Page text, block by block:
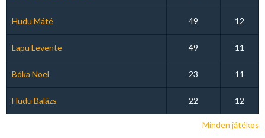
Hudu Máté 49 12
Lapu Levente 49 11
Bóka Noel 23 11
Hudu Balázs 22 12
Minden játékos